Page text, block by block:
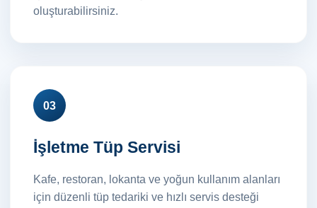
oluşturabilirsiniz.
03
İşletme Tüp Servisi
Kafe, restoran, lokanta ve yoğun kullanım alanları
için düzenli tüp tedariki ve hızlı servis desteği